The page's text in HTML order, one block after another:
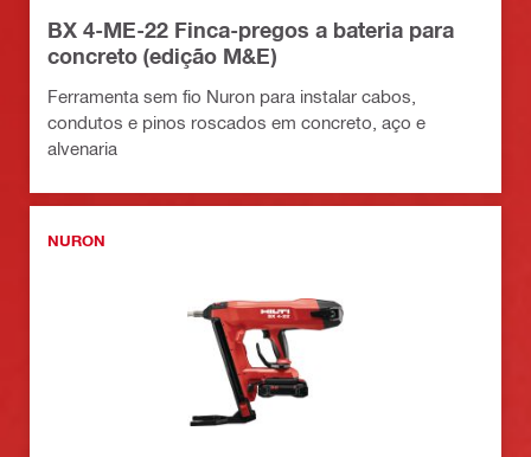
BX 4-ME-22 Finca-pregos a bateria para
concreto (edição M&E)
Ferramenta sem fio Nuron para instalar cabos,
condutos e pinos roscados em concreto, aço e
alvenaria
NURON